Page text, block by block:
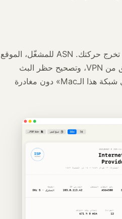
تقرير ISP يخبرك عبر شبكة من تخرج حركتك. ASN للمشغّل، الموقع
الجغرافي للبلد. استخدمه للتحقق من VPN، وتصحيح حظر البث
الجغرافي، والإجابة على «في أي شبكة هذا الـMac» دون مغادرة